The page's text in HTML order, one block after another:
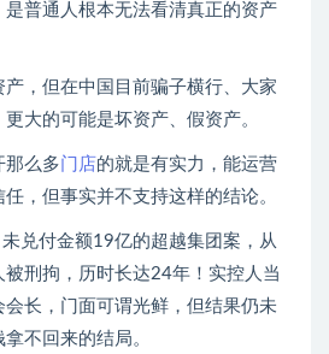
普通人根本无法看清真正的资产
，但在中国目前骗子横行、大家
大的可能是坏资产、假资产。
那么多门店的就是有实力，能运营
，但事实并不支持这样的结论。
兑付金额19亿的超越集团案，从
刑拘，历时长达24年！实控人当
长，门面可谓光鲜，但结果仍未
不回来的结局。